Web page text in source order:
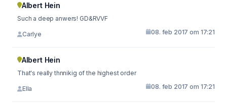
Albert Hein
Such a deep anwers! GD&RVVF
Carlye 08. feb 2017 om 17:21
Albert Hein
That's really thnnikig of the highest order
Ella 08. feb 2017 om 17:21